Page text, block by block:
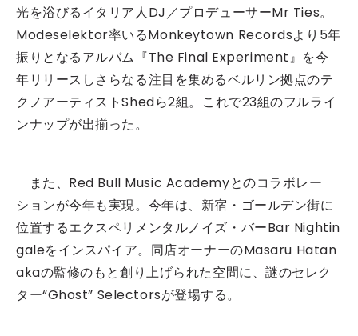
光を浴びるイタリア人DJ／プロデューサーMr Ties。
Modeselektor率いるMonkeytown Recordsより5年
振りとなるアルバム『The Final Experiment』を今
年リリースしさらなる注目を集めるベルリン拠点のテ
クノアーティストShedら2組。これで23組のフルライ
ンナップが出揃った。
また、Red Bull Music Academyとのコラボレー
ションが今年も実現。今年は、新宿・ゴールデン街に
位置するエクスペリメンタルノイズ・バーBar Nightin
galeをインスパイア。同店オーナーのMasaru Hatan
akaの監修のもと創り上げられた空間に、謎のセレク
ター“Ghost” Selectorsが登場する。